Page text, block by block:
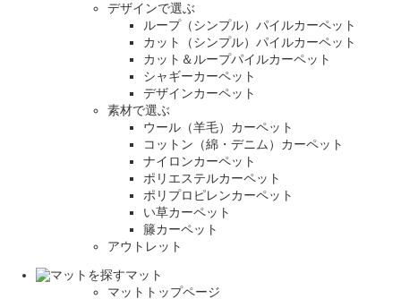
デザインで選ぶ
ループ（シンプル）パイルカーペット
カット（シンプル）パイルカーペット
カット＆ループパイルカーペット
シャギーカーペット
デザインカーペット
素材で選ぶ
ウール（羊毛）カーペット
コットン（綿・デニム）カーペット
ナイロンカーペット
ポリエステルカーペット
ポリプロピレンカーペット
い草カーペット
籐カーペット
アウトレット
マット
マットトップページ